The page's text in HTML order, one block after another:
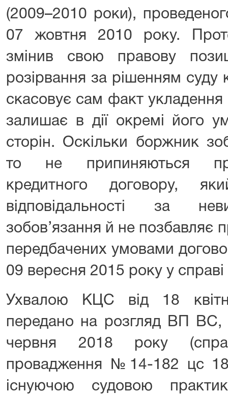
(2009–2010 роки),
07 жовтня 2010 року.
змінив свою правову
розірвання за рішенням суду
скасовує сам факт укладення
залишає в дії окремі його
сторін. Оскільки боржник
то не припиняються
кредитного договору,
відповідальності за
зобов’язання й не позбавляє
передбачених умовами
09 вересня 2015 року у
Ухвалою КЦС від 18
передано на розгляд ВП ВС,
червня 2018 року
провадження №14-182 цс
існуючою судовою